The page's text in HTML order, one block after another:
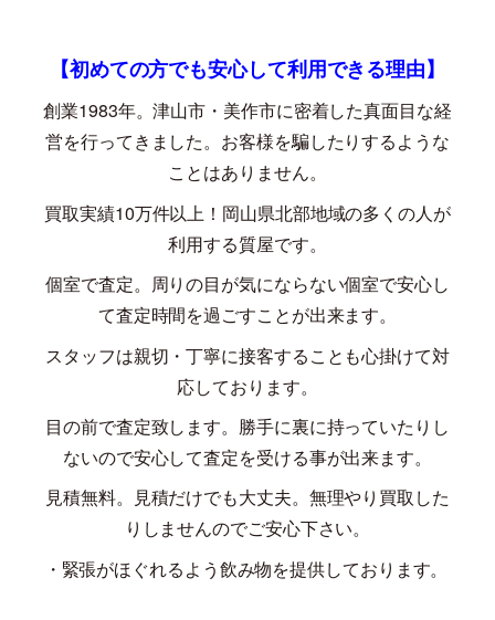
【初めての方でも安心して利用できる理由】
創業1983年。津山市・美作市に密着した真面目な経
営を行ってきました。お客様を騙したりするような
ことはありません。
買取実績10万件以上！岡山県北部地域の多くの人が
利用する質屋です。
個室で査定。周りの目が気にならない個室で安心し
て査定時間を過ごすことが出来ます。
スタッフは親切・丁寧に接客することも心掛けて対
応しております。
目の前で査定致します。勝手に裏に持っていたりし
ないので安心して査定を受ける事が出来ます。
見積無料。見積だけでも大丈夫。無理やり買取した
りしませんのでご安心下さい。
・緊張がほぐれるよう飲み物を提供しております。